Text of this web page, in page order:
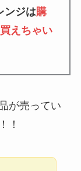
ンジは購
えちゃい
が売ってい
！